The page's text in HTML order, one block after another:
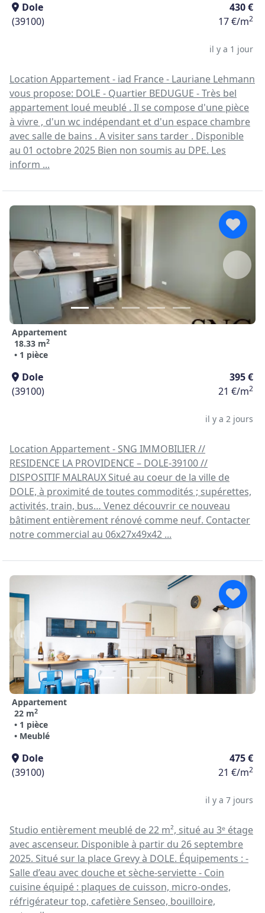
Dole
430 €
(39100)
17 €/m2
il y a 1 jour
Location Appartement - iad France - Lauriane Lehmann
vous propose: DOLE - Quartier BEDUGUE - Très bel
appartement loué meublé . Il se compose d'une pièce
à vivre , d'un wc indépendant et d'un espace chambre
avec salle de bains . A visiter sans tarder . Disponible
au 01 octobre 2025 Bien non soumis au DPE. Les
inform ...
Appartement
18.33 m2
• 1 pièce
Dole
395 €
(39100)
21 €/m2
il y a 2 jours
Location Appartement - SNG IMMOBILIER //
RESIDENCE LA PROVIDENCE – DOLE-39100 //
DISPOSITIF MALRAUX Situé au coeur de la ville de
DOLE, à proximité de toutes commodités ; supérettes,
activités, train, bus… Venez découvrir ce nouveau
bâtiment entièrement rénové comme neuf. Contacter
notre commercial au 06x27x49x42 ...
Appartement
22 m2
• 1 pièce
• Meublé
Dole
475 €
(39100)
21 €/m2
il y a 7 jours
Studio entièrement meublé de 22 m², situé au 3ᵉ étage
avec ascenseur. Disponible à partir du 26 septembre
2025. Situé sur la place Grevy à DOLE. Équipements : -
Salle d’eau avec douche et sèche-serviette - Coin
cuisine équipé : plaques de cuisson, micro-ondes,
réfrigérateur top, cafetière Senseo, bouilloire,